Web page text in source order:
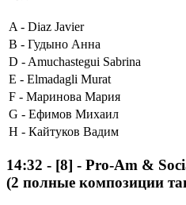
A - Diaz Javier
B - Гудыно Анна
D - Amuchastegui Sabrina
E - Elmadagli Murat
F - Маринова Мария
G - Ефимов Михаил
H - Кайтуков Вадим
14:32 - [8] - Pro-Am &
(2 полные композиции